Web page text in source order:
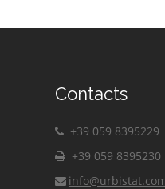
Contacts
+39 059 8395229
+39 059 8395230